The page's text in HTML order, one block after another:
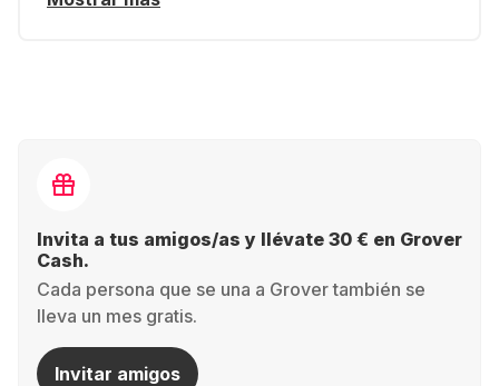
Invita a tus amigos/as y llévate 30 € en Grover
Cash.
Cada persona que se una a Grover también se
lleva un mes gratis.
Invitar amigos